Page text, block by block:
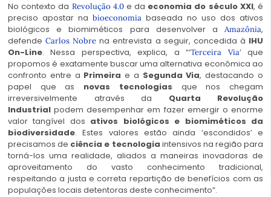
No contexto da Revolução 4.0e da economia do século XXI, é
preciso apostar na bioeconomia baseada no uso dos ativos
biológicos e biomiméticos para desenvolver a Amazônia,
defendeCarlos Nobre na entrevista a seguir, concedida à IHU
On-Line. Nessa perspectiva, explica, a “‘Terceira Via’ que
propomos é exatamente buscar uma alternativa econômica ao
confronto entre a Primeira e a Segunda Via, destacando o
papel que as novas tecnologias que nos chegam
irreversivelmente através da Quarta Revolução
Industrial podem desempenhar em fazer emergir o enorme
valor tangível dos ativos biológicos e biomiméticos da
biodiversidade. Estes valores estão ainda ‘escondidos’ e
precisamos de ciência e tecnologia intensivos na região para
torná-los uma realidade, aliados a maneiras inovadoras de
aproveitamento do vasto conhecimento tradicional,
respeitando a justa e correta repartição de benefícios com as
populações locais detentoras deste conhecimento”.